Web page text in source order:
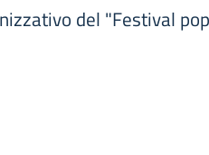
del "Festival